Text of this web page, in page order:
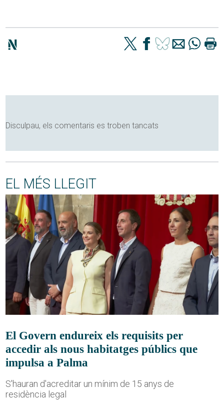
Disculpau, els comentaris es troben tancats
EL MÉS LLEGIT
El Govern endureix els requisits per
accedir als nous habitatges públics que
impulsa a Palma
S'hauran d'acreditar un mínim de 15 anys de
residència legal